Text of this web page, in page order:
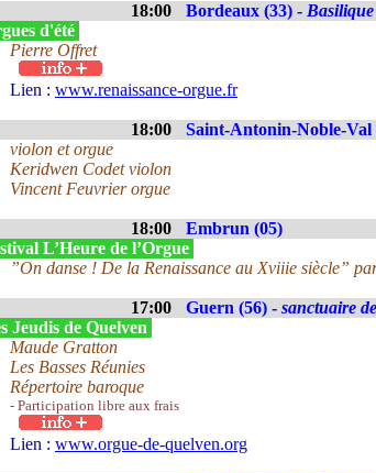
18:00 Bordeaux (33) -
d'été
Pierre Offret
Lien : www.renaissance-orgue.fr
18:00 Saint-Antonin-Noble-Val
violon et orgue
Keridwen Codet violon
Vincent Feuvrier orgue
18:00 Embrun (05)
L’Heure de l’Orgue
”On danse ! De la Renaissance au Xviiie siècle”
17:00 Guern (56) - sanctuaire
Jeudis de Quelven
Maude Gratton
Les Basses Réunies
Répertoire baroque
- Participation libre aux frais
Lien : www.orgue-de-quelven.org